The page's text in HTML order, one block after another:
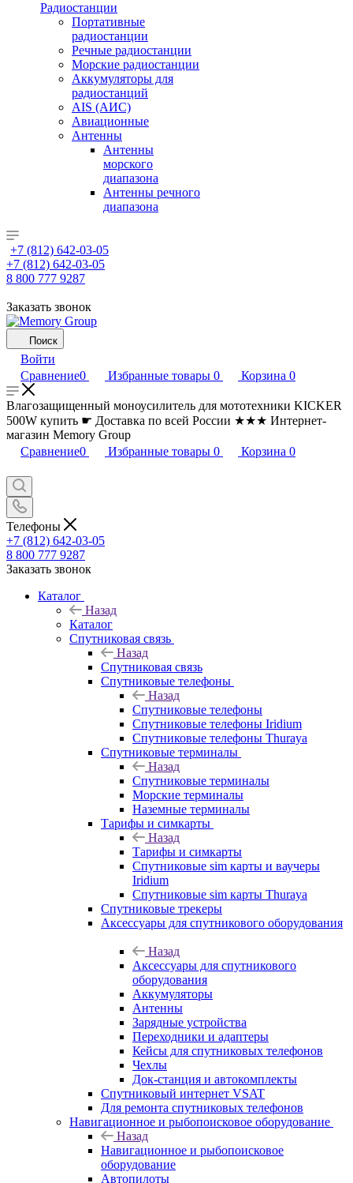
Радиостанции
Портативные
радиостанции
Речные радиостанции
Морские радиостанции
Аккумуляторы для
радиостанций
AIS (АИС)
Авиационные
Антенны
Антенны
морского
диапазона
Антенны речного
диапазона
+7 (812) 642-03-05
+7 (812) 642-03-05
8 800 777 9287
Заказать звонок
Поиск
Войти
Сравнение0 Избранные товары 0 Корзина 0
Влагозащищенный моноусилитель для мототехники KICKER
500W купить ☛ Доставка по всей России ★★★ Интернет-
магазин Memory Group
Сравнение0 Избранные товары 0 Корзина 0
Телефоны
+7 (812) 642-03-05
8 800 777 9287
Заказать звонок
Каталог
Назад
Каталог
Спутниковая связь
Назад
Спутниковая связь
Спутниковые телефоны
Назад
Спутниковые телефоны
Спутниковые телефоны Iridium
Спутниковые телефоны Thuraya
Спутниковые терминалы
Назад
Спутниковые терминалы
Морские терминалы
Наземные терминалы
Тарифы и симкарты
Назад
Тарифы и симкарты
Спутниковые sim карты и ваучеры
Iridium
Спутниковые sim карты Thuraya
Спутниковые трекеры
Аксессуары для спутникового оборудования
Назад
Аксессуары для спутникового
оборудования
Аккумуляторы
Антенны
Зарядные устройства
Переходники и адаптеры
Кейсы для спутниковых телефонов
Чехлы
Док-станция и автокомплекты
Спутниковый интернет VSAT
Для ремонта спутниковых телефонов
Навигационное и рыбопоисковое оборудование
Назад
Навигационное и рыбопоисковое
оборудование
Автопилоты